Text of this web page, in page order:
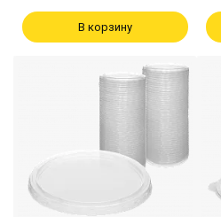
В корзину